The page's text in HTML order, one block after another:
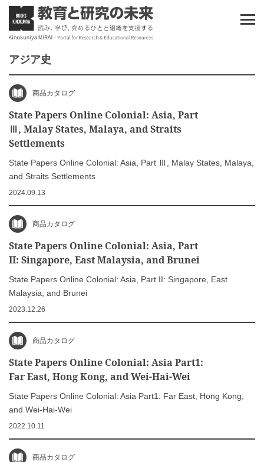
アジア史
商品カタログ
State Papers Online Colonial: Asia, Part
Ⅲ, Malay States, Malaya, and Straits
Settlements
State Papers Online Colonial: Asia, Part Ⅲ, Malay States, Malaya,
and Straits Settlements
2024.09.13
商品カタログ
State Papers Online Colonial: Asia, Part
II: Singapore, East Malaysia, and Brunei
State Papers Online Colonial: Asia, Part II: Singapore, East
Malaysia, and Brunei
2023.12.26
商品カタログ
State Papers Online Colonial: Asia Part1:
Far East, Hong Kong, and Wei-Hai-Wei
State Papers Online Colonial: Asia Part1: Far East, Hong Kong,
and Wei-Hai-Wei
2022.10.11
商品カタログ